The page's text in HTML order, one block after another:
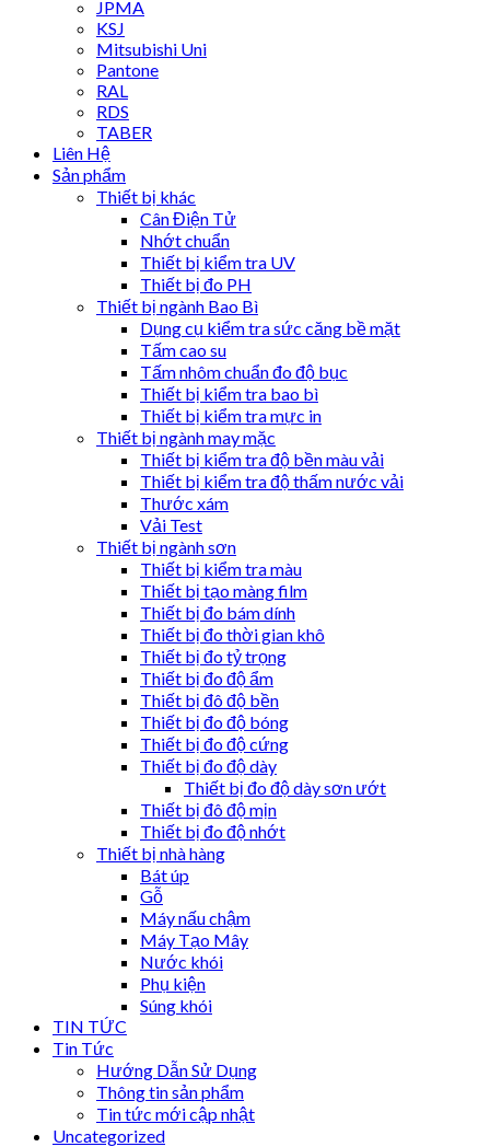
JPMA
KSJ
Mitsubishi Uni
Pantone
RAL
RDS
TABER
Liên Hệ
Sản phẩm
Thiết bị khác
Cân Điện Tử
Nhớt chuẩn
Thiết bị kiểm tra UV
Thiết bị đo PH
Thiết bị ngành Bao Bì
Dụng cụ kiểm tra sức căng bề mặt
Tấm cao su
Tấm nhôm chuẩn đo độ bục
Thiết bị kiểm tra bao bì
Thiết bị kiểm tra mực in
Thiết bị ngành may mặc
Thiết bị kiểm tra độ bền màu vải
Thiết bị kiểm tra độ thấm nước vải
Thước xám
Vải Test
Thiết bị ngành sơn
Thiết bị kiểm tra màu
Thiết bị tạo màng film
Thiết bị đo bám dính
Thiết bị đo thời gian khô
Thiết bị đo tỷ trọng
Thiết bị đo độ ẩm
Thiết bị đô độ bền
Thiết bị đo độ bóng
Thiết bị đo độ cứng
Thiết bị đo độ dày
Thiết bị đo độ dày sơn ướt
Thiết bị đô độ mịn
Thiết bị đo độ nhớt
Thiết bị nhà hàng
Bát úp
Gỗ
Máy nấu chậm
Máy Tạo Mây
Nước khói
Phụ kiện
Súng khói
TIN TỨC
Tin Tức
Hướng Dẫn Sử Dụng
Thông tin sản phẩm
Tin tức mới cập nhật
Uncategorized